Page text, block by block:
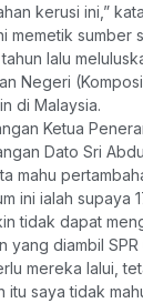
kerusi ini,”
memetik
lalu
Negeri
di Malaysia.
Ketua
Dato Sri
mahu
ini ialah supaya
tidak dapat
yang diambil
mereka lalui,
itu saya tidak